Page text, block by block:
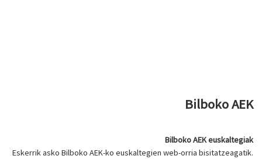
Bilboko AEK
Bilboko AEK euskaltegiak
Eskerrik asko Bilboko AEK-ko euskaltegien web-orria bisitatzeagatik.